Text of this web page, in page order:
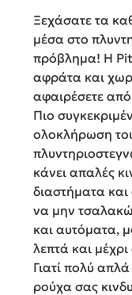
Ξεχάσατε τα
μέσα στο
πρόβλημα! Η
αφράτα και
αφαιρέσετε
Πιο
ολοκλήρωση
κάνει απαλές
διαστήματα και
να μην
και αυτόματα,
λεπτά και
Γιατί πολύ
ρούχα σας